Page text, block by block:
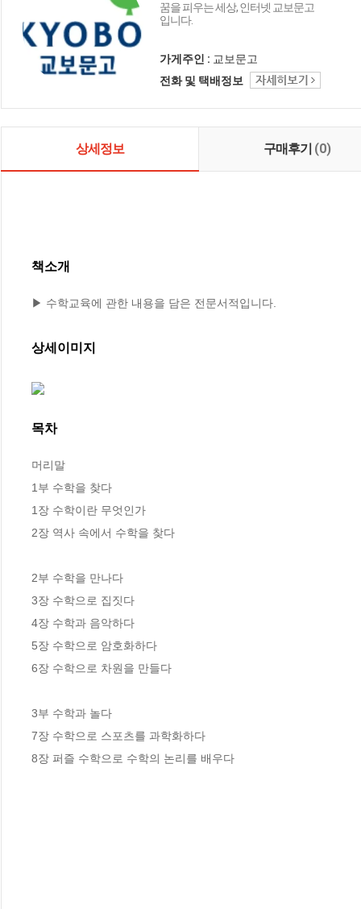
꿈을 피우는 세상, 인터넷 교보문고
입니다.
가게주인 : 교보문고
전화 및 택배정보
상세정보 구매후기 (0)
책소개
▶ 수학교육에 관한 내용을 담은 전문서적입니다.
상세이미지
목차
머리말
1부 수학을 찾다
1장 수학이란 무엇인가
2장 역사 속에서 수학을 찾다
2부 수학을 만나다
3장 수학으로 집짓다
4장 수학과 음악하다
5장 수학으로 암호화하다
6장 수학으로 차원을 만들다
3부 수학과 놀다
7장 수학으로 스포츠를 과학화하다
8장 퍼즐 수학으로 수학의 논리를 배우다